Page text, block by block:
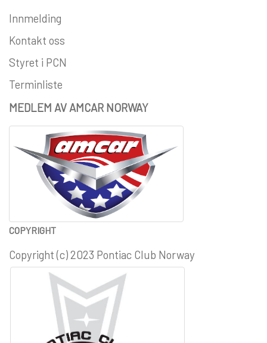
Innmelding
Kontakt oss
Styret i PCN
Terminliste
MEDLEM AV AMCAR NORWAY
COPYRIGHT
Copyright (c) 2023 Pontiac Club Norway